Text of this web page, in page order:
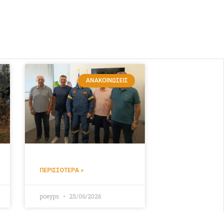
ΑΝΑΚΟΙΝΏΣΕΙΣ
ΠΕΡΙΣΣΌΤΕΡΑ »
poeyps 25/06/2026